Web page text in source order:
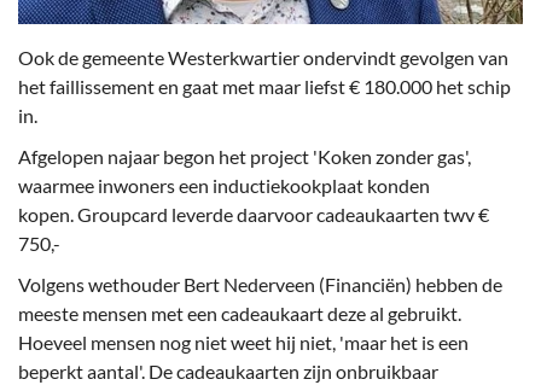
Ook de gemeente Westerkwartier ondervindt gevolgen van
het faillissement en gaat met maar liefst € 180.000 het schip
in.
Afgelopen najaar begon het project 'Koken zonder gas',
waarmee inwoners een inductiekookplaat konden
kopen. Groupcard leverde daarvoor cadeaukaarten twv €
750,-
Volgens wethouder Bert Nederveen (Financiën) hebben de
meeste mensen met een cadeaukaart deze al gebruikt.
Hoeveel mensen nog niet weet hij niet, 'maar het is een
beperkt aantal'. De cadeaukaarten zijn onbruikbaar